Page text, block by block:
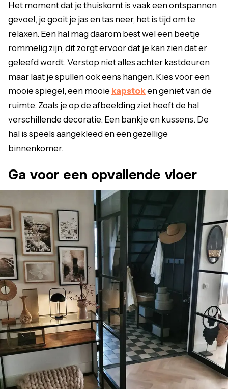
Het moment dat je thuiskomt is vaak een ontspannen
gevoel, je gooit je jas en tas neer, het is tijd om te
relaxen. Een hal mag daarom best wel een beetje
rommelig zijn, dit zorgt ervoor dat je kan zien dat er
geleefd wordt. Verstop niet alles achter kastdeuren
maar laat je spullen ook eens hangen. Kies voor een
mooie spiegel, een mooie kapstok en geniet van de
ruimte. Zoals je op de afbeelding ziet heeft de hal
verschillende decoratie. Een bankje en kussens. De
hal is speels aangekleed en een gezellige
binnenkomer.
Ga voor een opvallende vloer